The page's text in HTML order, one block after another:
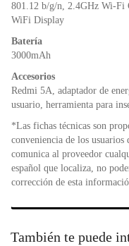
801.12 b/g/n, 2.4GHz Wi-
WiFi Display
Batería
3000mAh
Accesorios
Redmi 5A, adaptador de
usuario, herramienta para
*Las fichas técnicas son
conveniencia de los
comunica al proveedor
español que localiza, no
corrección de esta
También te puede